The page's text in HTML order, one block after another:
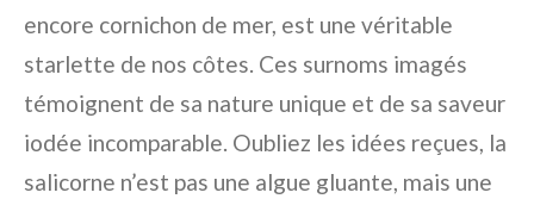
encore cornichon de mer, est une véritable
starlette de nos côtes. Ces surnoms imagés
témoignent de sa nature unique et de sa saveur
iodée incomparable. Oubliez les idées reçues, la
salicorne n’est pas une algue gluante, mais une